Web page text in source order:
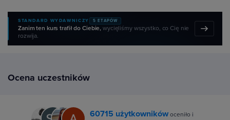
STANDARD WYDAWNICZY 5 ETAPÓW
Zanim ten kurs trafił do Ciebie,wycięliśmy wszystko, co Cię nie
rozwija.
Ocena uczestników
60715 użytkownikówoceniło i